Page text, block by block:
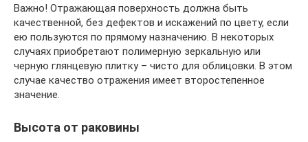
Важно! Отражающая поверхность должна быть
качественной, без дефектов и искажений по цвету, если
ею пользуются по прямому назначению. В некоторых
случаях приобретают полимерную зеркальную или
черную глянцевую плитку – чисто для облицовки. В этом
случае качество отражения имеет второстепенное
значение.
Высота от раковины